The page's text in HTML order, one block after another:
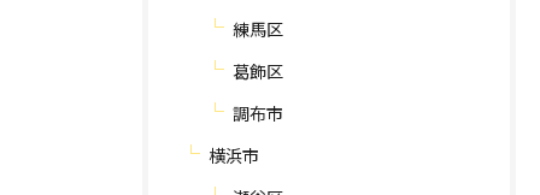
練馬区
葛飾区
調布市
横浜市